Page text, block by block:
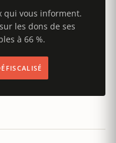
qui vous informent.
les dons de ses
à 66 %.